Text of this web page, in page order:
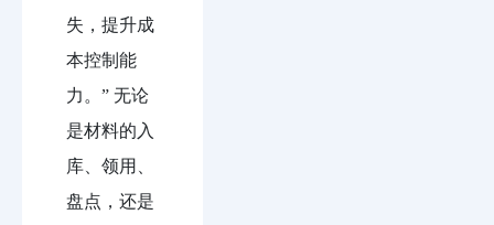
失，提升成
本控制能
力。” 无论
是材料的入
库、领用、
盘点，还是